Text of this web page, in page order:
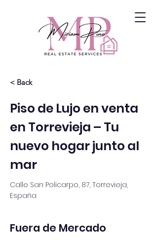
< Back
Piso de Lujo en venta
en Torrevieja – Tu
nuevo hogar junto al
mar
Calle San Policarpo, 87, Torrevieja,
España
Fuera de Mercado